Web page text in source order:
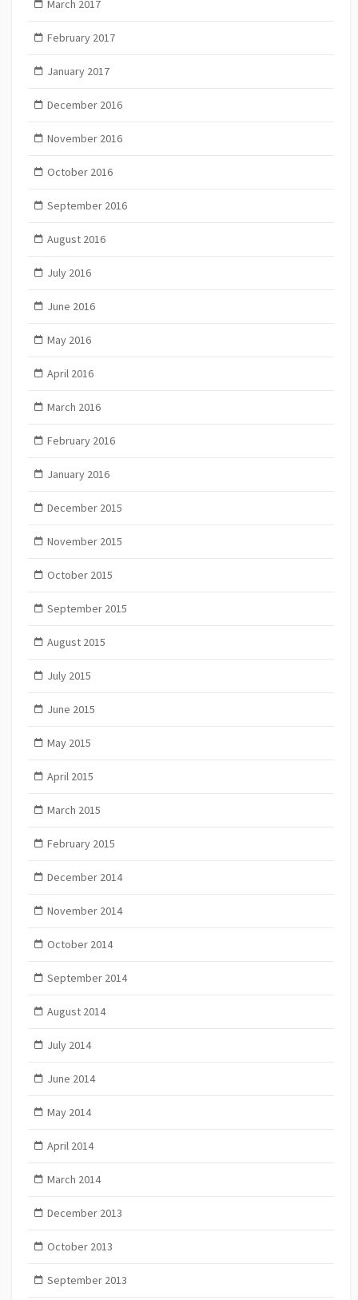
March 2017
February 2017
January 2017
December 2016
November 2016
October 2016
September 2016
August 2016
July 2016
June 2016
May 2016
April 2016
March 2016
February 2016
January 2016
December 2015
November 2015
October 2015
September 2015
August 2015
July 2015
June 2015
May 2015
April 2015
March 2015
February 2015
December 2014
November 2014
October 2014
September 2014
August 2014
July 2014
June 2014
May 2014
April 2014
March 2014
December 2013
October 2013
September 2013